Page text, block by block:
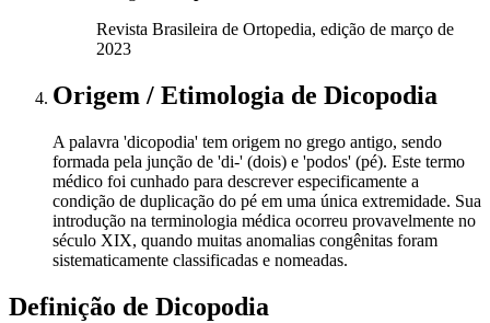
Revista Brasileira de Ortopedia, edição de março de
2023
Origem / Etimologia de Dicopodia
A palavra 'dicopodia' tem origem no grego antigo, sendo
formada pela junção de 'di-' (dois) e 'podos' (pé). Este termo
médico foi cunhado para descrever especificamente a
condição de duplicação do pé em uma única extremidade. Sua
introdução na terminologia médica ocorreu provavelmente no
século XIX, quando muitas anomalias congênitas foram
sistematicamente classificadas e nomeadas.
Definição de Dicopodia